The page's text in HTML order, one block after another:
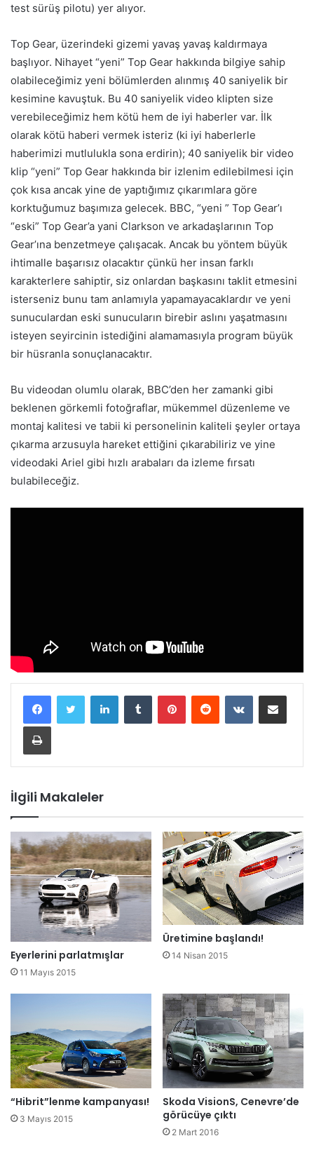
test sürüş pilotu) yer alıyor.
Top Gear, üzerindeki gizemi yavaş yavaş kaldırmaya
başlıyor. Nihayet “yeni” Top Gear hakkında bilgiye sahip
olabileceğimiz yeni bölümlerden alınmış 40 saniyelik bir
kesimine kavuştuk. Bu 40 saniyelik video klipten size
verebileceğimiz hem kötü hem de iyi haberler var. İlk
olarak kötü haberi vermek isteriz (ki iyi haberlerle
haberimizi mutlulukla sona erdirin); 40 saniyelik bir video
klip “yeni” Top Gear hakkında bir izlenim edilebilmesi için
çok kısa ancak yine de yaptığımız çıkarımlara göre
korktuğumuz başımıza gelecek. BBC, “yeni ” Top Gear’ı
“eski” Top Gear’a yani Clarkson ve arkadaşlarının Top
Gear’ına benzetmeye çalışacak. Ancak bu yöntem büyük
ihtimalle başarısız olacaktır çünkü her insan farklı
karakterlere sahiptir, siz onlardan başkasını taklit etmesini
isterseniz bunu tam anlamıyla yapamayacaklardır ve yeni
sunuculardan eski sunucuların birebir aslını yaşatmasını
isteyen seyircinin istediğini alamamasıyla program büyük
bir hüsranla sonuçlanacaktır.
Bu videodan olumlu olarak, BBC’den her zamanki gibi
beklenen görkemli fotoğraflar, mükemmel düzenleme ve
montaj kalitesi ve tabii ki personelinin kaliteli şeyler ortaya
çıkarma arzusuyla hareket ettiğini çıkarabiliriz ve yine
videodaki Ariel gibi hızlı arabaları da izleme fırsatı
bulabileceğiz.
İlgili Makaleler
Eyerlerini parlatmışlar
11 Mayıs 2015
Üretimine başlandı!
14 Nisan 2015
“Hibrit”lenme kampanyası!
3 Mayıs 2015
Skoda VisionS, Cenevre’de
görücüye çıktı
2 Mart 2016